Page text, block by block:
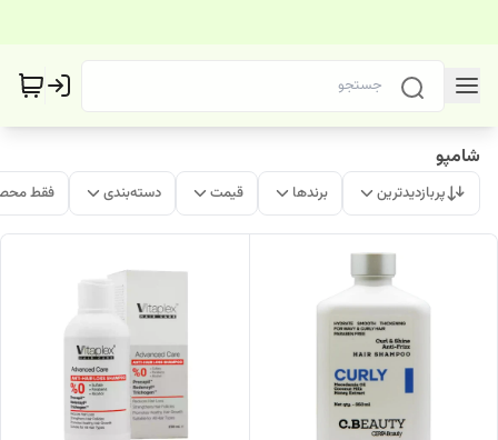
شامپو
پربازدیدترین برندها قیمت دسته‌بندی فقط